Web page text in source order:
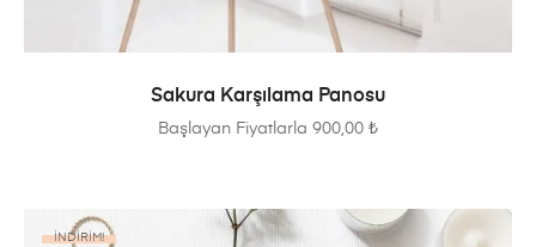
SEÇENEKLER
Sakura Karşılama Panosu
Başlayan Fiyatlarla 900,00 ₺
İNDIRIM!